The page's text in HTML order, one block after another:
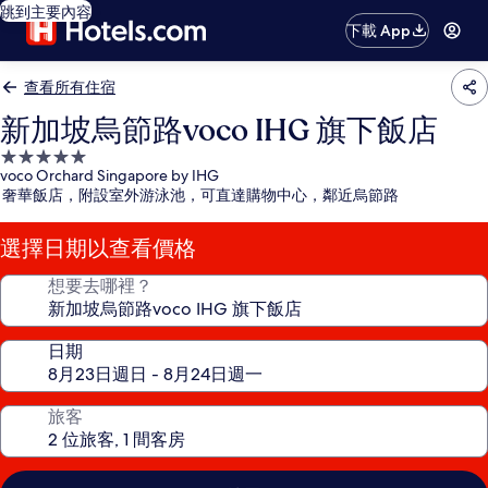
跳到主要內容
下載 App
查看所有住宿
新加坡烏節路voco IHG 旗下飯店
5.0
星
級
住
宿
voco Orchard Singapore by IHG
奢華飯店，附設室外游泳池，可直達購物中心，鄰近烏節路
選擇日期以查看價格
想要去哪裡？
日期
旅客